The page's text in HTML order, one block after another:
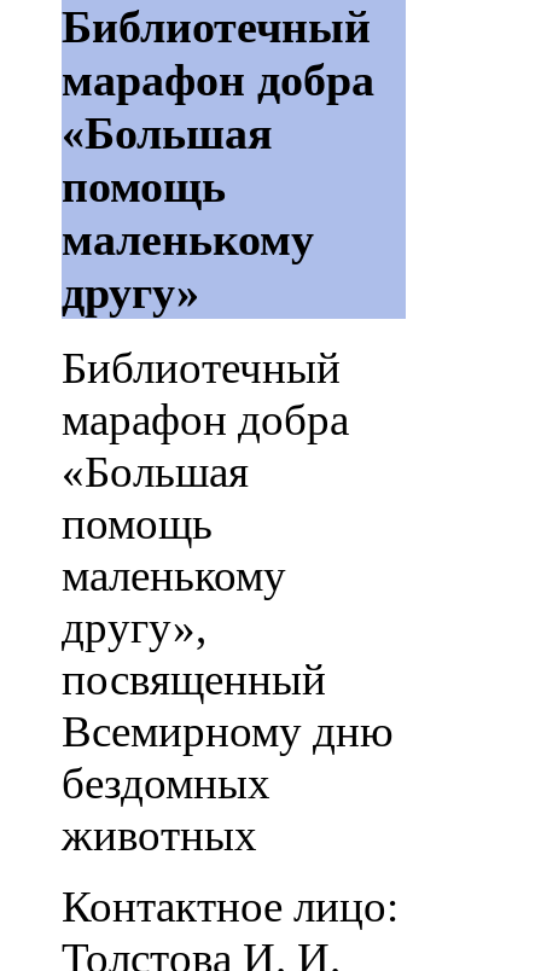
Библиотечный
марафон добра
«Большая
помощь
маленькому
другу»
Библиотечный
марафон добра
«Большая
помощь
маленькому
другу»,
посвященный
Всемирному дню
бездомных
животных
Контактное лицо:
Толстова И. И.